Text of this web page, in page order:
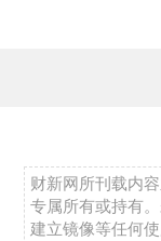
财新网所刊载内
专属所有或持有
建立镜像等任何使